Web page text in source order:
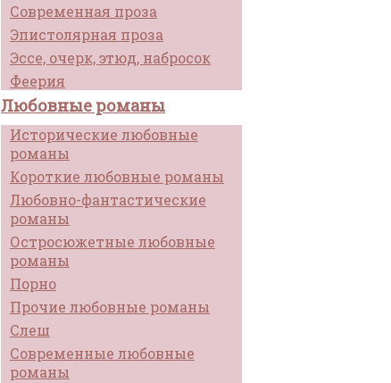
Современная проза
Эпистолярная проза
Эссе, очерк, этюд, набросок
Феерия
Любовные романы
Исторические любовные
романы
Короткие любовные романы
Любовно-фантастические
романы
Остросюжетные любовные
романы
Порно
Прочие любовные романы
Слеш
Современные любовные
романы